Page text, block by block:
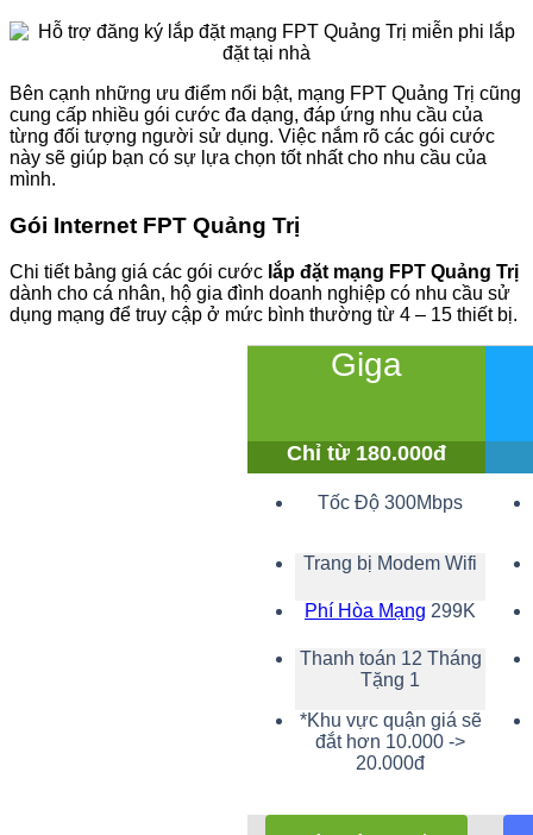
Bên cạnh những ưu điểm nổi bật, mạng FPT Quảng Trị cũng
cung cấp nhiều gói cước đa dạng, đáp ứng nhu cầu của
từng đối tượng người sử dụng. Việc nắm rõ các gói cước
này sẽ giúp bạn có sự lựa chọn tốt nhất cho nhu cầu của
mình.
Gói Internet FPT Quảng Trị
Chi tiết bảng giá các gói cước lắp đặt mạng FPT Quảng Trị
dành cho cá nhân, hộ gia đình doanh nghiệp có nhu cầu sử
dụng mạng để truy cập ở mức bình thường từ 4 – 15 thiết bị.
Giga
Chỉ từ 180.000đ
Tốc Độ 300Mbps
Trang bị Modem Wifi
Phí Hòa Mạng 299K
Thanh toán 12 Tháng
Tặng 1
*Khu vực quận giá sẽ
đắt hơn 10.000 ->
20.000đ